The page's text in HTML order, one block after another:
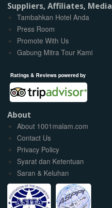
Suppliers, Affiliates, Media
Tambahkan Hotel Anda
Press Room
Promote With Us
Gabung Mitra Tour Kami
Ratings & Reviews powered by
About
About 1001malam.com
Contact Us
Privacy Policy
Syarat dan Ketentuan
Saran & Keluhan